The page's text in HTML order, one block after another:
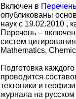
Включен в
опубликованы
наук с 19.02.2010 ,
Перечень –
систем
Mathematics,
Подготовка
проводится
тектоники и
журнала на